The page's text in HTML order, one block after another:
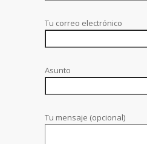
Tu correo electrónico
Asunto
Tu mensaje (opcional)